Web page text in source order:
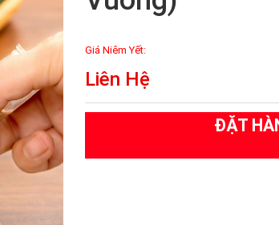
Giá Niêm Yết:
Liên Hệ
ĐẶT